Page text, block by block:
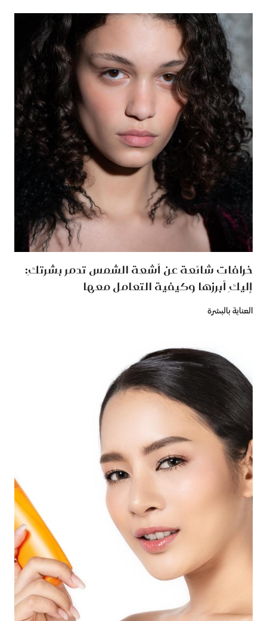
خرافات شائعة عن أشعة الشمس تدمر بشرتكِ:
إليكِ أبرزها وكيفية التعامل معها
العناية بالبشرة